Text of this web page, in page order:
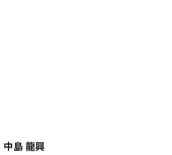
中島 龍興